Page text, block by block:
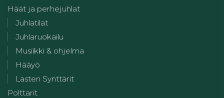
Häät ja perhejuhlat
Juhlatilat
Juhlaruokailu
Musiikki & ohjelma
Hääyö
Lasten Synttärit
Polttarit